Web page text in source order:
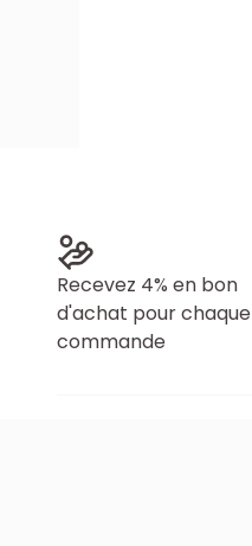
Recevez 4% en bon
d'achat pour chaque
commande